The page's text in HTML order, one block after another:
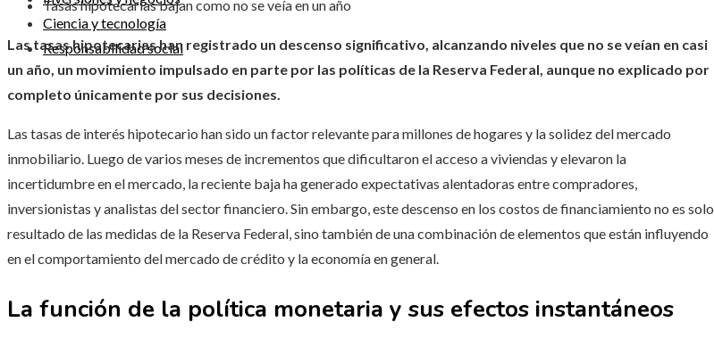
Ciencia y tecnología
Responsabilidad social
Tasas hipotecarias bajan como no se veía en un año
Las tasas hipotecarias han registrado un descenso significativo, alcanzando niveles que no se veían en casi
un año, un movimiento impulsado en parte por las políticas de la Reserva Federal, aunque no explicado por
completo únicamente por sus decisiones.
Las tasas de interés hipotecario han sido un factor relevante para millones de hogares y la solidez del mercado
inmobiliario. Luego de varios meses de incrementos que dificultaron el acceso a viviendas y elevaron la
incertidumbre en el mercado, la reciente baja ha generado expectativas alentadoras entre compradores,
inversionistas y analistas del sector financiero. Sin embargo, este descenso en los costos de financiamiento no es solo
resultado de las medidas de la Reserva Federal, sino también de una combinación de elementos que están influyendo
en el comportamiento del mercado de crédito y la economía en general.
La función de la política monetaria y sus efectos instantáneos